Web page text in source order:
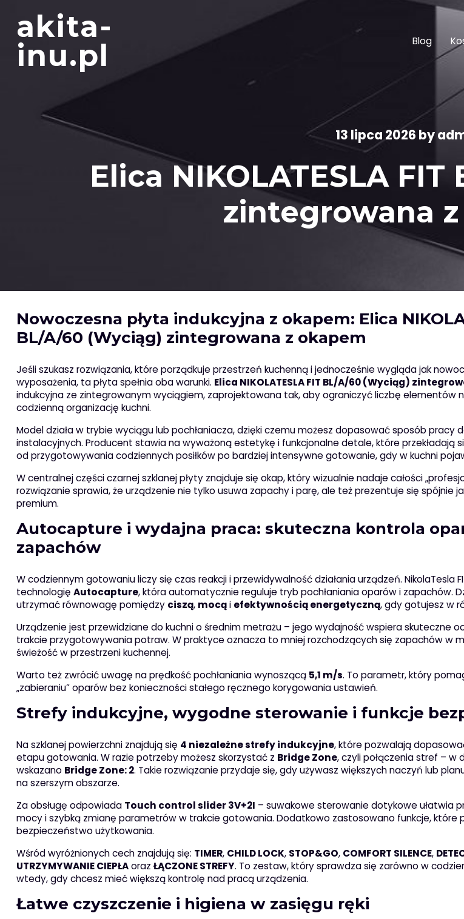
contentakita-
inu.pl
Blog
13 lipca 2026 by
Elica NIKOLATESLA
zintegrowana
Nowoczesna płyta indukcyjna z okapem: Elica
BL/A/60 (Wyciąg) zintegrowana z okapem
Jeśli szukasz rozwiązania, które porządkuje przestrzeń kuchenną i jednocześnie wygląda jak
wyposażenia, ta płyta spełnia oba warunki. Elica NIKOLATESLA FIT BL/A/60 (Wyciąg)
indukcyjna ze zintegrowanym wyciągiem, zaprojektowana tak, aby ograniczyć liczbę elementów
codzienną organizację kuchni.
Model działa w trybie wyciągu lub pochłaniacza, dzięki czemu możesz dopasować sposób pracy
instalacyjnych. Producent stawia na wyważoną estetykę i funkcjonalne detale, które przekładają
od przygotowywania codziennych posiłków po bardziej intensywne gotowanie, gdy w kuchni
W centralnej części czarnej szklanej płyty znajduje się okap, który wizualnie nadaje całości
rozwiązanie sprawia, że urządzenie nie tylko usuwa zapachy i parę, ale też prezentuje się spójnie
premium.
Autocapture i wydajna praca: skuteczna kontrola
zapachów
W codziennym gotowaniu liczy się czas reakcji i przewidywalność działania urządzeń. NikolaTesla
technologię Autocapture, która automatycznie reguluje tryb pochłaniania oparów i zapachów.
utrzymać równowagę pomiędzy ciszą, mocąi efektywnością energetyczną, gdy gotujesz w
Urządzenie jest przewidziane do kuchni o średnim metrażu – jego wydajność wspiera skuteczne
trakcie przygotowywania potraw. W praktyce oznacza to mniej rozchodzących się zapachów w
świeżość w przestrzeni kuchennej.
Warto też zwrócić uwagę na prędkość pochłaniania wynoszącą 5,1 m/s. To parametr, który
„zabieraniu” oparów bez konieczności stałego ręcznego korygowania ustawień.
Strefy indukcyjne, wygodne sterowanie i funkcje
Na szklanej powierzchni znajdują się 4 niezależne strefy indukcyjne, które pozwalają
etapu gotowania. W razie potrzeby możesz skorzystać z Bridge Zone, czyli połączenia stref – w
wskazano Bridge Zone: 2. Takie rozwiązanie przydaje się, gdy używasz większych naczyń lub
na szerszym obszarze.
Za obsługę odpowiada Touch control slider 3V+2I – suwakowe sterowanie dotykowe ułatwia
mocy i szybką zmianę parametrów w trakcie gotowania. Dodatkowo zastosowano funkcje, które
bezpieczeństwo użytkowania.
Wśród wyróżnionych cech znajdują się: TIMER, CHILD LOCK, STOP&GO, COMFORT SILENCE,
UTRZYMYWANIE CIEPŁAoraz ŁĄCZONE STREFY. To zestaw, który sprawdza się zarówno w
wtedy, gdy chcesz mieć większą kontrolę nad pracą urządzenia.
Łatwe czyszczenie i higiena w zasięgu ręki